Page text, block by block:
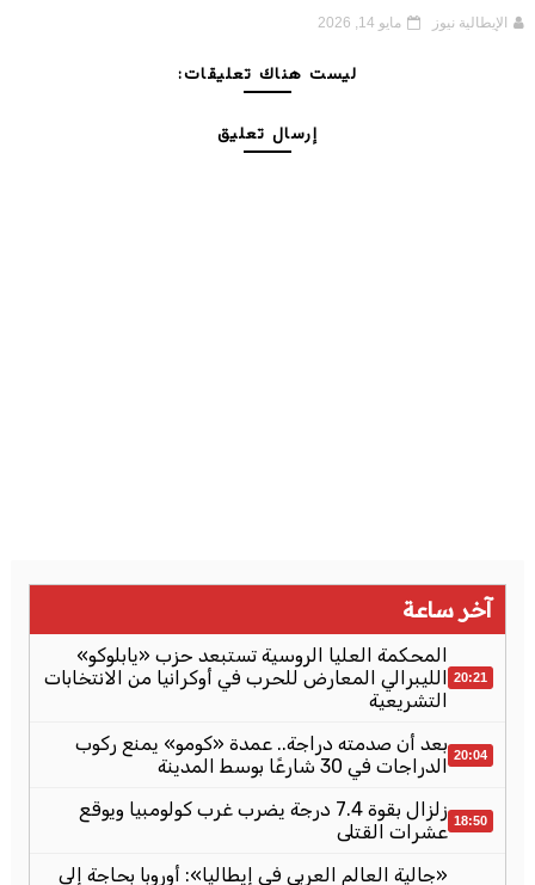
الإيطالية نيوز مايو 14, 2026
ليست هناك تعليقات:
إرسال تعليق
آخر ساعة
20:21
المحكمة العليا الروسية تستبعد حزب «يابلوكو»
الليبرالي المعارض للحرب في أوكرانيا من الانتخابات
التشريعية
20:04 بعد أن صدمته دراجة.. عمدة «كومو» يمنع ركوب
الدراجات في 30 شارعًا بوسط المدينة
18:50
زلزال بقوة 7.4 درجة يضرب غرب كولومبيا ويوقع
عشرات القتلى
«جالية العالم العربي في إيطاليا»: أوروبا بحاجة إلى